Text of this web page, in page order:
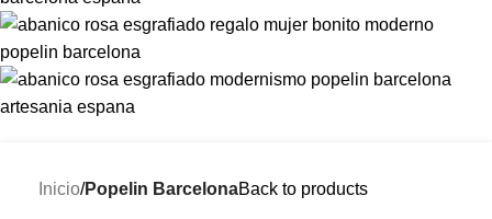
Inicio Popelin BarcelonaBack to products